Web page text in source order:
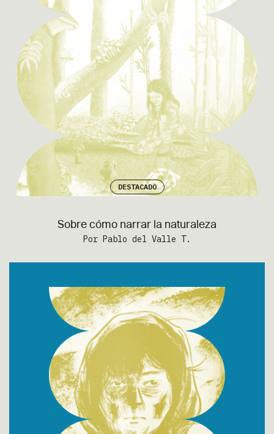
DESTACADO
Sobre cómo narrar la naturaleza
Por Pablo del Valle T.